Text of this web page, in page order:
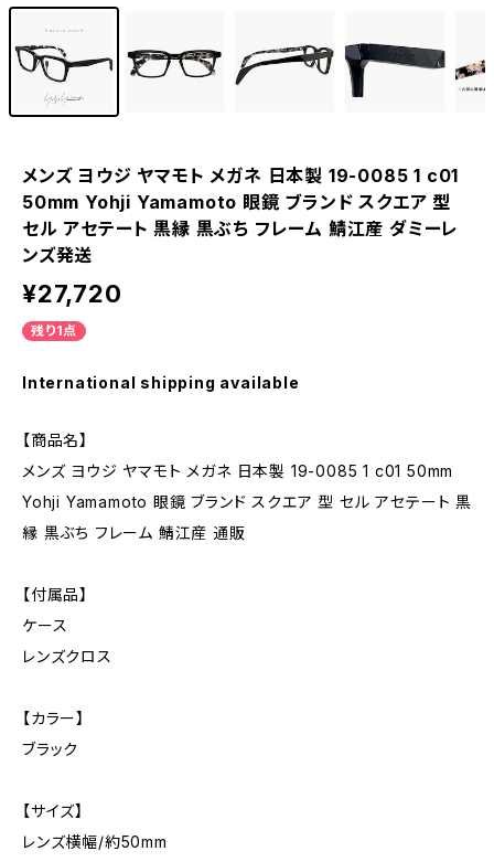
メンズ ヨウジ ヤマモト メガネ 日本製 19-0085 1 c01
50mm Yohji Yamamoto 眼鏡 ブランド スクエア 型
セル アセテート 黒縁 黒ぶち フレーム 鯖江産 ダミーレ
ンズ発送
¥27,720
残り1点
International shipping available
【商品名】
メンズ ヨウジ ヤマモト メガネ 日本製 19-0085 1 c01 50mm
Yohji Yamamoto 眼鏡 ブランド スクエア 型 セル アセテート 黒
縁 黒ぶち フレーム 鯖江産 通販
【付属品】
ケース
レンズクロス
【カラー】
ブラック
【サイズ】
レンズ横幅/約50mm